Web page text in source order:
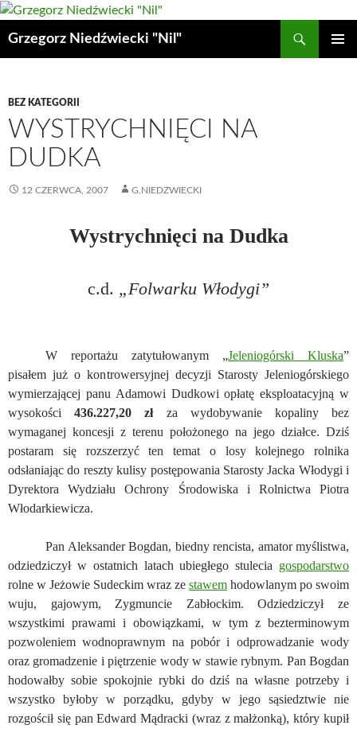
Przejdź
treści
Grzegorz Niedźwiecki "Nil"
BEZ KATEGORII
WYSTRYCHNIĘCI NA
DUDKA
12 CZERWCA, 2007 G.NIEDZWIECKI
Wystrychnięci na Dudka
c.d. „Folwarku Włodygi”
W reportażu zatytułowanym „Jeleniogórski Kluska”
pisałem już o kontrowersyjnej decyzji Starosty Jeleniogórskiego
wymierzającej panu Adamowi Dudkowi opłatę eksploatacyjną w
wysokości436.227,20 złza wydobywanie kopaliny bez
wymaganej koncesji z terenu położonego na jego działce. Dziś
postaram się rozszerzyć ten temat o losy kolejnego rolnika
odsłaniając do reszty kulisy postępowania Starosty Jacka Włodygi i
Dyrektora Wydziału Ochrony Środowiska i Rolnictwa Piotra
Włodarkiewicza.
Pan Aleksander Bogdan, biedny rencista, amator myślistwa,
odziedziczył w ostatnich latach ubiegłego stulecia gospodarstwo
rolne w Jeżowie Sudeckim wraz ze stawem hodowlanym po swoim
wuju, gajowym, Zygmuncie Zabłockim. Odziedziczył ze
wszystkimi prawami i obowiązkami, w tym z bezterminowym
pozwoleniem wodnoprawnym na pobór i odprowadzanie wody
oraz gromadzenie i piętrzenie wody w stawie rybnym. Pan Bogdan
hodowałby sobie spokojnie rybki do dziś na własne potrzeby i
wszystko byłoby w porządku, gdyby w jego sąsiedztwie nie
rozgościł się pan Edward Mądracki (wraz z małżonką), który kupił